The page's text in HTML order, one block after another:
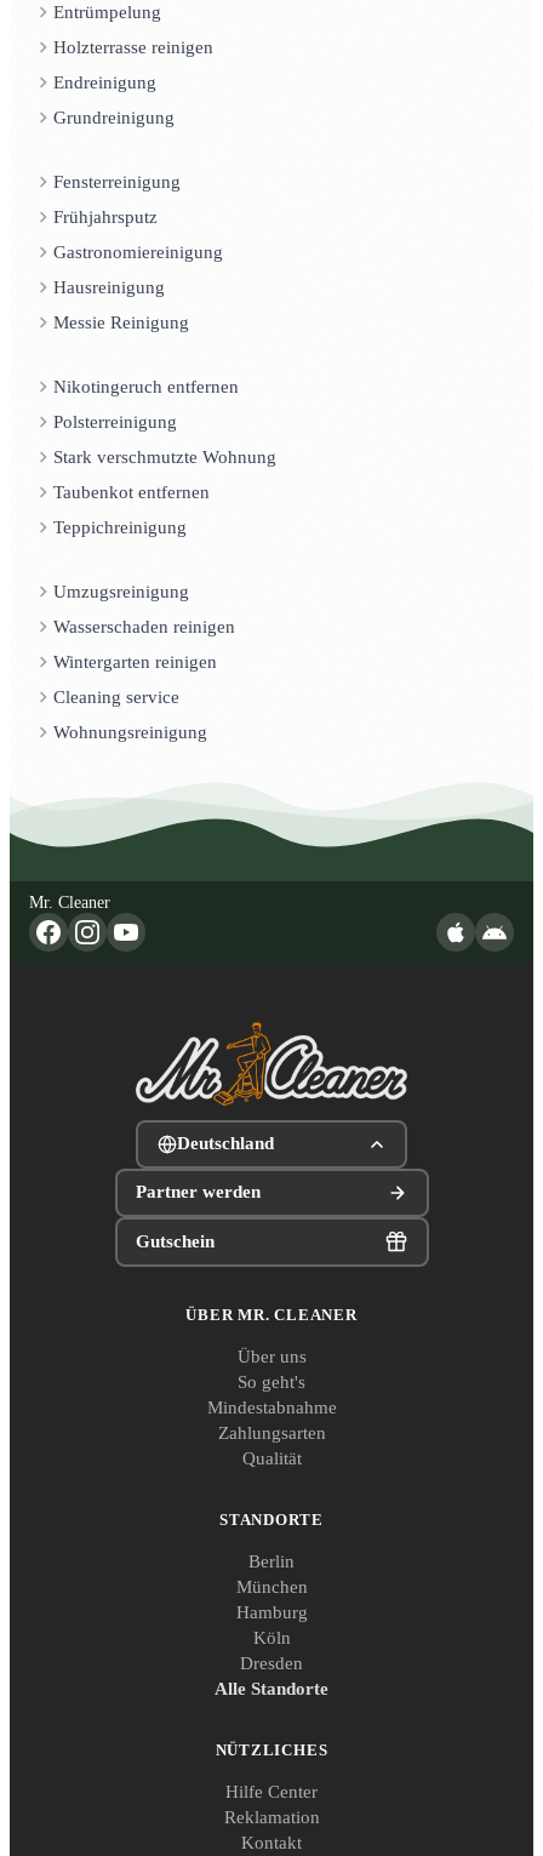
Entrümpelung
Holzterrasse reinigen
Endreinigung
Grundreinigung
Fensterreinigung
Frühjahrsputz
Gastronomiereinigung
Hausreinigung
Messie Reinigung
Nikotingeruch entfernen
Polsterreinigung
Stark verschmutzte Wohnung
Taubenkot entfernen
Teppichreinigung
Umzugsreinigung
Wasserschaden reinigen
Wintergarten reinigen
Cleaning service
Wohnungsreinigung
Mr. Cleaner
Deutschland
Partner werden
Gutschein
ÜBER MR. CLEANER
Über uns
So geht's
Mindestabnahme
Zahlungsarten
Qualität
STANDORTE
Berlin
München
Hamburg
Köln
Dresden
Alle Standorte
NÜTZLICHES
Hilfe Center
Reklamation
Kontakt